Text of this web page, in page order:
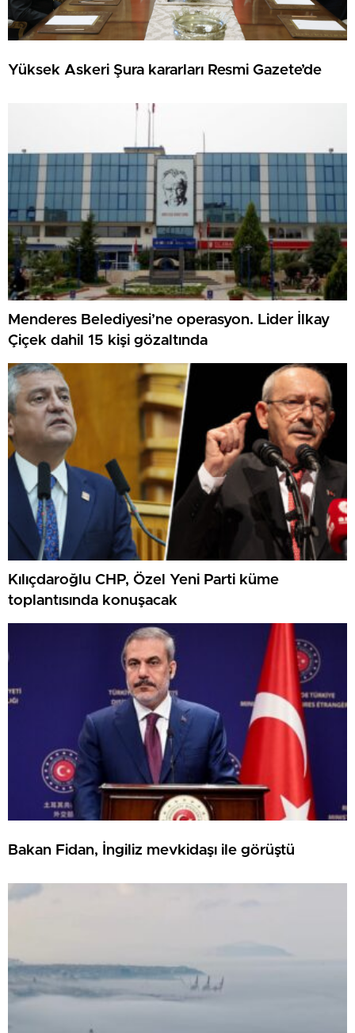
Yüksek Askeri Şura kararları Resmi Gazete’de
Menderes Belediyesi’ne operasyon. Lider İlkay
Çiçek dahil 15 kişi gözaltında
Kılıçdaroğlu CHP, Özel Yeni Parti küme
toplantısında konuşacak
Bakan Fidan, İngiliz mevkidaşı ile görüştü